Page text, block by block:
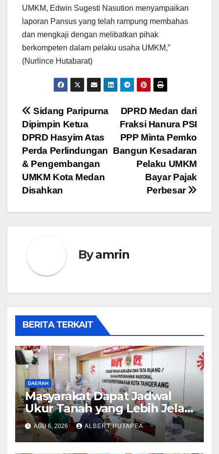
UMKM, Edwin Sugesti Nasution menyampaikan
laporan Pansus yang telah rampung membahas
dan mengkaji dengan melibatkan pihak
berkompeten dalam pelaku usaha UMKM,”
(Nurlince Hutabarat)
Navigasi
pos
DPRD Medan dari
Fraksi Hanura PSI
PPP Minta Pemko
Bangun Kesadaran
Pelaku UMKM
Bayar Pajak
Perbesar
Sidang Paripurna
Dipimpin Ketua
DPRD Hasyim Atas
Perda Perlindungan
& Pengembangan
UMKM Kota Medan
Disahkan
Byamrin
BERITA TERKAIT
DAERAH
Masyarakat Dapat Jadwal
Ukur Tanah yang Lebih Jelas
Berkat Layanan Pengukuran
Terjadwal
AGU 6, 2026 ALBERT HUTAPEA